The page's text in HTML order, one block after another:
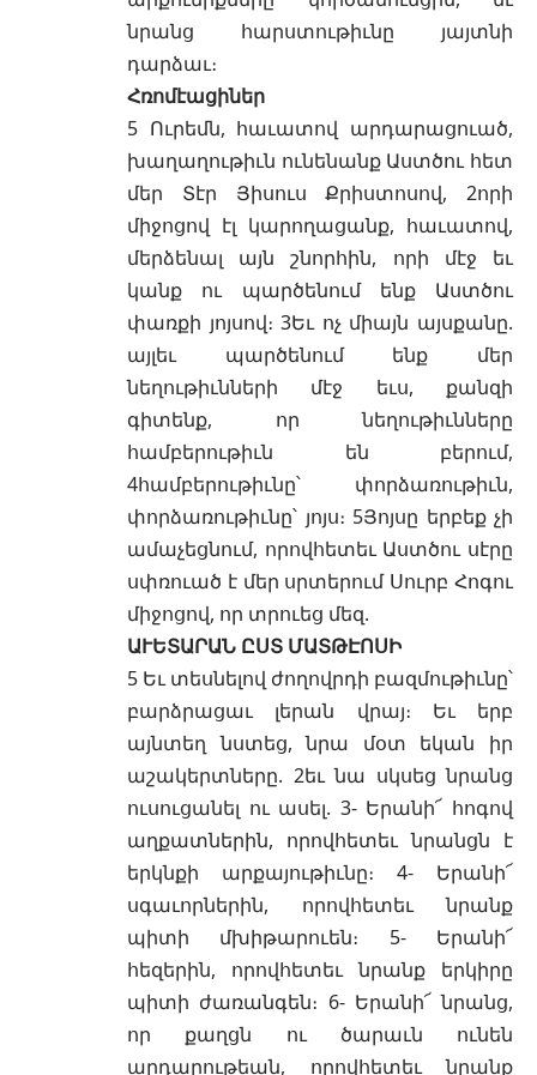
նրանց հարստութիւնը յայտնի
դարձաւ։
Հռոմէացիներ
5 Ուրեմն, հաւատով արդարացուած,
խաղաղութիւն ունենանք Աստծու հետ
մեր Տէր Յիսուս Քրիստոսով, 2որի
միջոցով էլ կարողացանք, հաւատով,
մերձենալ այն շնորհին, որի մէջ եւ
կանք ու պարծենում ենք Աստծու
փառքի յոյսով։ 3Եւ ոչ միայն այսքանը.
այլեւ պարծենում ենք մեր
նեղութիւնների մէջ եւս, քանզի
գիտենք, որ նեղութիւնները
համբերութիւն են բերում,
4համբերութիւնը՝ փորձառութիւն,
փորձառութիւնը՝ յոյս։ 5Յոյսը երբեք չի
ամաչեցնում, որովհետեւ Աստծու սէրը
սփռուած է մեր սրտերում Սուրբ Հոգու
միջոցով, որ տրուեց մեզ.
ԱՒԵՏԱՐԱՆ ԸՍՏ ՄԱՏԹԷՈՍԻ
5 Եւ տեսնելով ժողովրդի բազմութիւնը՝
բարձրացաւ լերան վրայ։ Եւ երբ
այնտեղ նստեց, նրա մօտ եկան իր
աշակերտները. 2եւ նա սկսեց նրանց
ուսուցանել ու ասել. 3- Երանի՜ հոգով
աղքատներին, որովհետեւ նրանցն է
երկնքի արքայութիւնը։ 4- Երանի՜
սգաւորներին, որովհետեւ նրանք
պիտի մխիթարուեն։ 5- Երանի՜
հեզերին, որովհետեւ նրանք երկիրը
պիտի ժառանգեն։ 6- Երանի՜ նրանց,
որ քաղցն ու ծարաւն ունեն
արդարութեան, որովհետեւ նրանք